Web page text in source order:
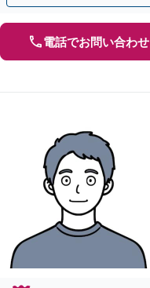
電話でお問い合わせ